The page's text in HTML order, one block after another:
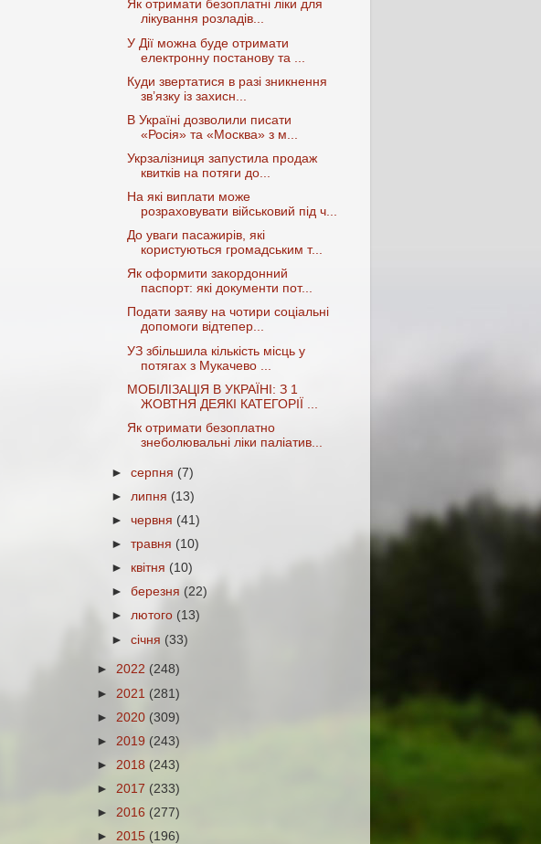
Як отримати безоплатні ліки для
лікування розладів...
У Дії можна буде отримати
електронну постанову та ...
Куди звертатися в разі зникнення
зв’язку із захисн...
В Україні дозволили писати
«Росія» та «Москва» з м...
Укрзалізниця запустила продаж
квитків на потяги до...
На які виплати може
розраховувати військовий під ч...
До уваги пасажирів, які
користуються громадським т...
Як оформити закордонний
паспорт: які документи пот...
Подати заяву на чотири соціальні
допомоги відтепер...
УЗ збільшила кількість місць у
потягах з Мукачево ...
МОБІЛІЗАЦІЯ В УКРАЇНІ: З 1
ЖОВТНЯ ДЕЯКІ КАТЕГОРІЇ ...
Як отримати безоплатно
знеболювальні ліки паліатив...
►серпня (7)
► липня (13)
►червня (41)
►травня (10)
► квітня (10)
►березня(22)
►лютого (13)
►січня (33)
► 2022 (248)
► 2021 (281)
► 2020 (309)
► 2019 (243)
► 2018 (243)
► 2017 (233)
► 2016 (277)
► 2015 (196)